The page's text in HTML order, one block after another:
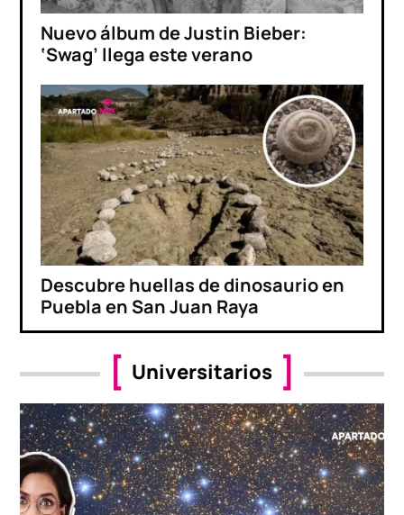
Nuevo álbum de Justin Bieber:
‘Swag’ llega este verano
Descubre huellas de dinosaurio en
Puebla en San Juan Raya
Universitarios